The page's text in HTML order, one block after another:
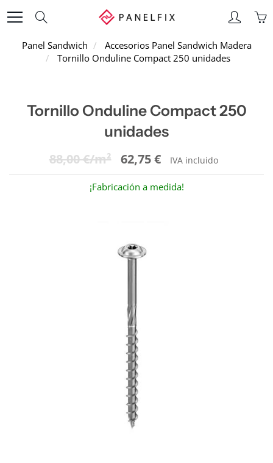
to
Panel Sandwich
Accesorios Panel Sandwich Madera
Tornillo Onduline Compact 250 unidades
Tornillo Onduline Compact 250
unidades
88,00 €/m² 62,75 € IVA incluido
¡Fabricación a medida!